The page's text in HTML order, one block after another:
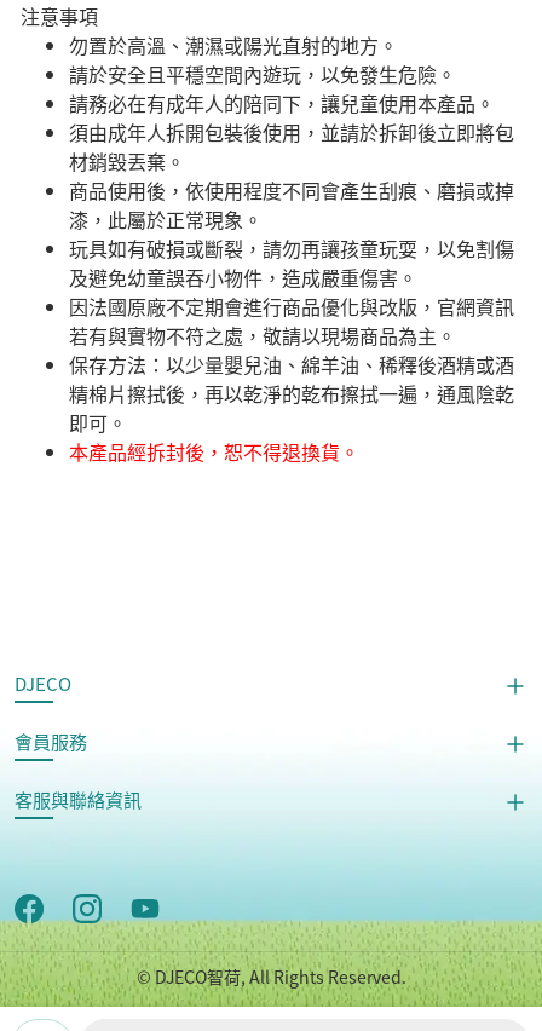
注意事項
勿置於高溫、潮濕或陽光直射的地方。
請於安全且平穩空間內遊玩，以免發生危險。​
請務必在有成年人的陪同下，讓兒童使用本產品。
須由成年人拆開包裝後使用，並請於拆卸後立即將包
材銷毀丟棄。
商品使用後，依使用程度不同會產生刮痕、磨損或掉
漆，此屬於正常現象。
玩具如有破損或斷裂，請勿再讓孩童玩耍，以免割傷
及避免幼童誤吞小物件，造成嚴重傷害。
因法國原廠不定期會進行商品優化與改版，官網資訊
若有與實物不符之處，敬請以現場商品為主。
​保存方法：以少量嬰兒油、綿羊油、稀釋後酒精或酒
精棉片擦拭後，再以乾淨的乾布擦拭一遍，通風陰乾
即可。
本產品經拆封後，恕不得退換貨。
DJECO
會員服務
客服與聯絡資訊
© DJECO智荷, All Rights Reserved.
Copyright © 世潮企業股份有限公司 All Rights Reserved.